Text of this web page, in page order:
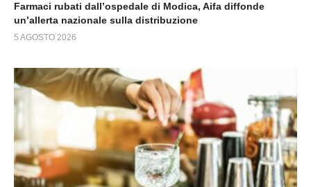
Farmaci rubati dall’ospedale di Modica, Aifa diffonde
un’allerta nazionale sulla distribuzione
5 AGOSTO 2026